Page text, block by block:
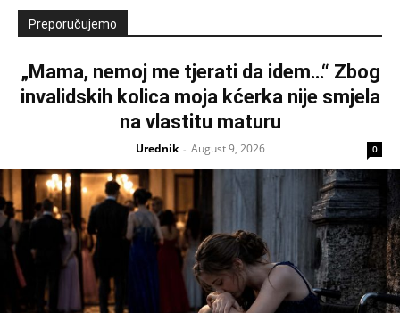
Preporučujemo
„Mama, nemoj me tjerati da idem…“ Zbog
invalidskih kolica moja kćerka nije smjela
na vlastitu maturu
Urednik - August 9, 2026 0